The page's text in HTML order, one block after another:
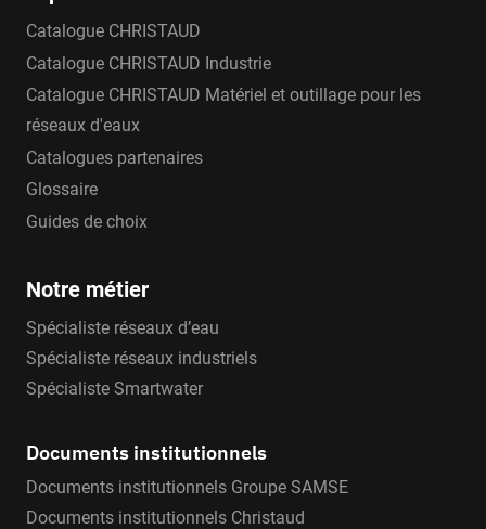
Catalogue CHRISTAUD
Catalogue CHRISTAUD Industrie
Catalogue CHRISTAUD Matériel et outillage pour les
réseaux d'eaux
Catalogues partenaires
Glossaire
Guides de choix
Notre métier
Spécialiste réseaux d’eau
Spécialiste réseaux industriels
Spécialiste Smartwater
Documents institutionnels
Documents institutionnels Groupe SAMSE
Documents institutionnels Christaud